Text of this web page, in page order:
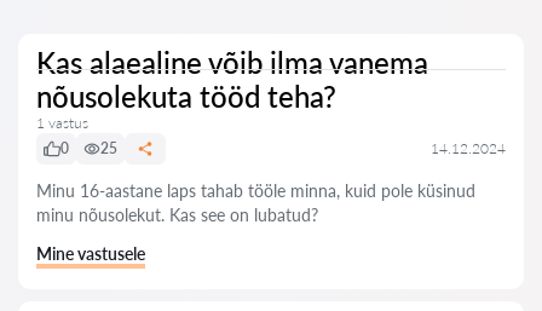
Kas alaealine võib ilma vanema
nõusolekuta tööd teha?
1 vastus
0
25 14.12.2024
Minu 16-aastane laps tahab tööle minna, kuid pole küsinud
minu nõusolekut. Kas see on lubatud?
Mine vastusele